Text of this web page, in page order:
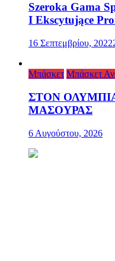
Szeroka Gama
I Ekscytujące
16 Σεπτεμβρίου, 2022
Μπάσκετ Μπάσκετ
ΣΤΟΝ
ΜΑΣΟΥΡΑΣ
6 Αυγούστου, 2026